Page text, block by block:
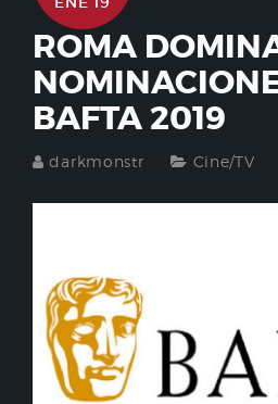
ROMA
BAFTA 2019
darkmonstr Cine/TV